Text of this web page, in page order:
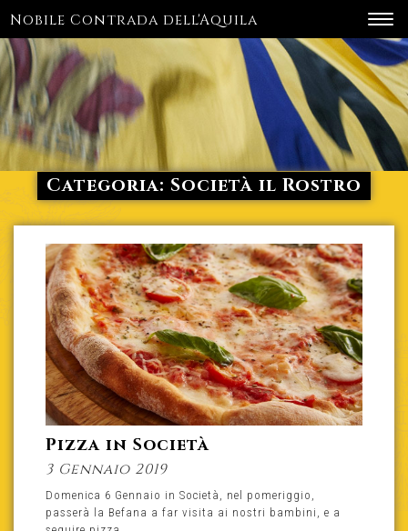
Nobile Contrada dell'Aquila
Categoria: Società il Rostro
Pizza in Società
3 Gennaio 2019
Domenica 6 Gennaio in Società, nel pomeriggio,
passerà la Befana a far visita ai nostri bambini, e a